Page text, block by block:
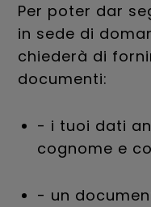
Per poter dar
in sede di
chiederà di
documenti:
- i tuoi dati
cognome e
- un